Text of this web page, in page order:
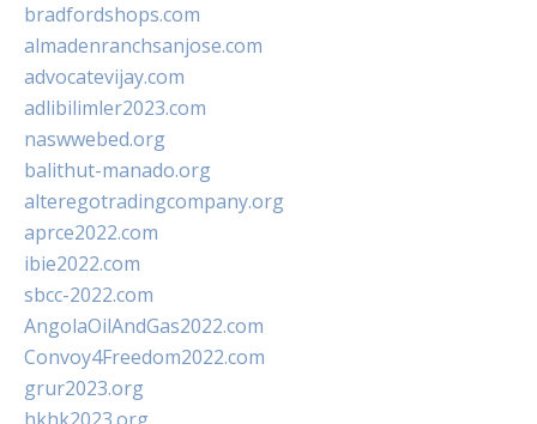
bradfordshops.com
almadenranchsanjose.com
advocatevijay.com
adlibilimler2023.com
naswwebed.org
balithut-manado.org
alteregotradingcompany.org
aprce2022.com
ibie2022.com
sbcc-2022.com
AngolaOilAndGas2022.com
Convoy4Freedom2022.com
grur2023.org